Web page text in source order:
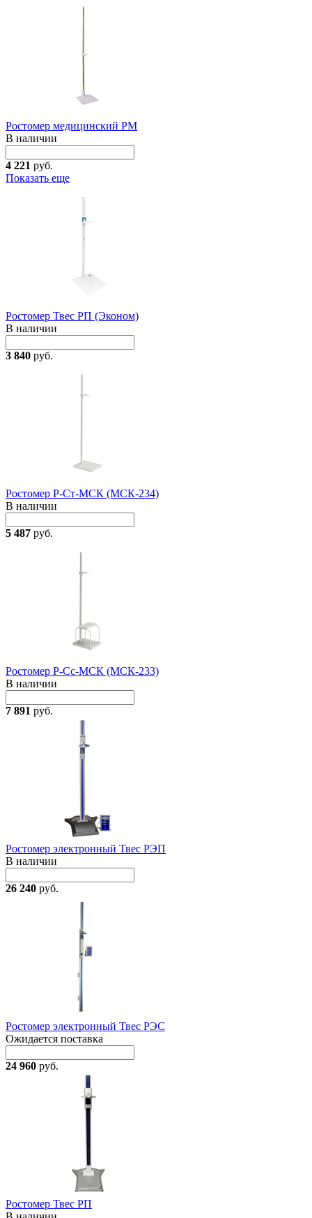
Ростомер медицинский РМ
В наличии
4 221 руб.
Показать еще
Ростомер Твес РП (Эконом)
В наличии
3 840 руб.
Ростомер Р-Ст-МСК (МСК-234)
В наличии
5 487 руб.
Ростомер Р-Сс-МСК (МСК-233)
В наличии
7 891 руб.
Ростомер электронный Твес РЭП
В наличии
26 240 руб.
Ростомер электронный Твес РЭС
Ожидается поставка
24 960 руб.
Ростомер Твес РП